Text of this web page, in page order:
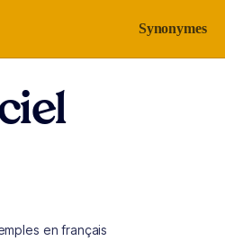
Synonymes
en français